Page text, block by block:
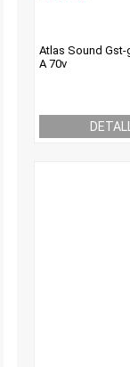
Atlas Sound Gst-
A 70v